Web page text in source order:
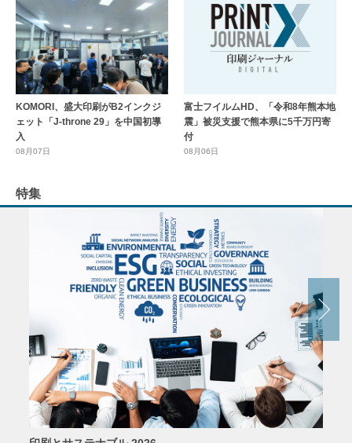
KOMORI、盛大印刷がB2インクジ
ェット「J-throne 29」を中国初導
入
08月07日
富士フイルムHD、「令和8年熊本地
震」被災支援で熊本県に5千万円寄
付
08月06日
特集